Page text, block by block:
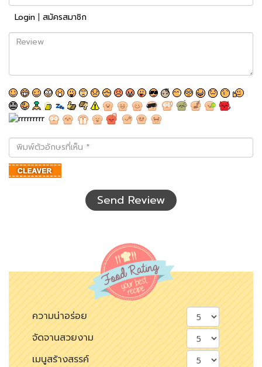
Login | สมัครสมาชิก
Review
พิมพ์
ตัว
อักษร
ที่
Send Review
ความน่าอร่อย
จัดจานสวยงาม
เมนูสร้างสรรค์